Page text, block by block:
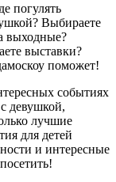
погулять
Выбираете
выходные?
выставки?
поможет!
событиях
девушкой,
лучшие
для детей
и интересные